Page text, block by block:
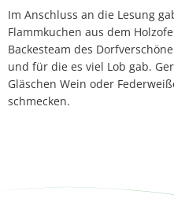
Im Anschluss an die Lesung
Flammkuchen aus dem
Backesteam des
und für die es viel Lob gab.
Gläschen Wein oder
schmecken.